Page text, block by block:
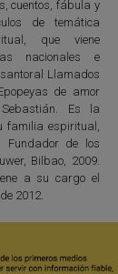
cuentos, fábula y
de temática
que viene
nacionales e
Llamados
de amor
Es la
espiritual,
Fundador de los
Bilbao, 2009.
a su cargo el
2012.